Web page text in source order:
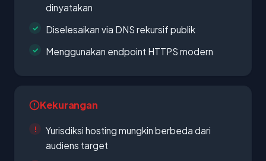
dinyatakan
Diselesaikan via DNS rekursif publik
Menggunakan endpoint HTTPS modern
Kekurangan
Yurisdiksi hosting mungkin berbeda dari
audiens target